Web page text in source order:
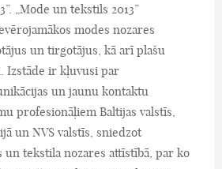
„Mode un tekstils 2013”
modes nozares
un tirgotājus, kā arī plašu
Izstāde ir kļuvusi par
un jaunu kontaktu
profesionāļiem Baltijas valstīs,
un NVS valstīs, sniedzot
tekstila nozares attīstībā, par ko